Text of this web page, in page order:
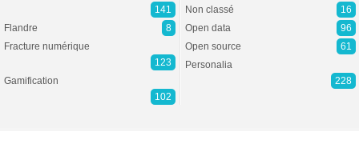
141
Flandre
8
Fracture numérique
123
Gamification
102
Non classé
16
Open data
96
Open source
61
Personalia
228